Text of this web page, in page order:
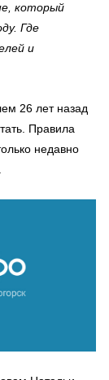
который
Где
и
26 лет назад
Правила
недавно